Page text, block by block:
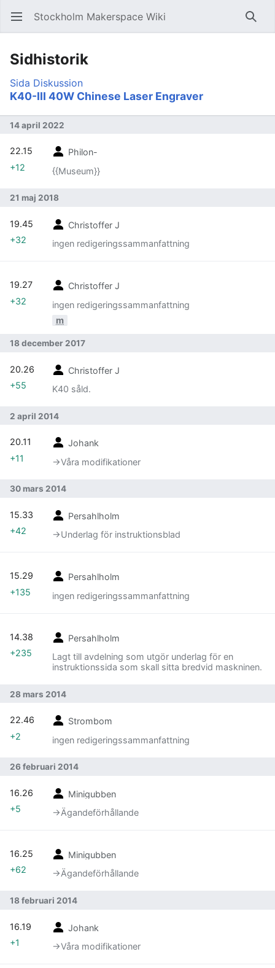
Öppna huvudmenyn Stockholm Makerspace Wiki Sök
Sidhistorik
Sida Diskussion
K40-III 40W Chinese Laser Engraver
14 april 2022
Philon-
{{Museum}}
22.15
+12
21 maj 2018
Christoffer J
ingen redigeringssammanfattning
19.45
+32
Christoffer J
ingen redigeringssammanfattning
m
19.27
+32
18 december 2017
Christoffer J
K40 såld.
20.26
+55
2 april 2014
Johank
→‎Våra modifikationer
20.11
+11
30 mars 2014
Persahlholm
→‎Underlag för instruktionsblad
15.33
+42
Persahlholm
ingen redigeringssammanfattning
15.29
+135
Persahlholm
Lagt till avdelning som utgör underlag för en
instruktionssida som skall sitta bredvid maskninen.
14.38
+235
28 mars 2014
Strombom
ingen redigeringssammanfattning
22.46
+2
26 februari 2014
Minigubben
→‎Ägandeförhållande
16.26
+5
Minigubben
→‎Ägandeförhållande
16.25
+62
18 februari 2014
Johank
→‎Våra modifikationer
16.19
+1